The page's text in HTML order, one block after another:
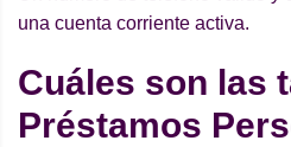
una cuenta corriente activa.
Cuáles son las
Préstamos